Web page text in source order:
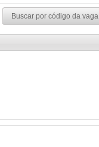
Buscar por código da vaga